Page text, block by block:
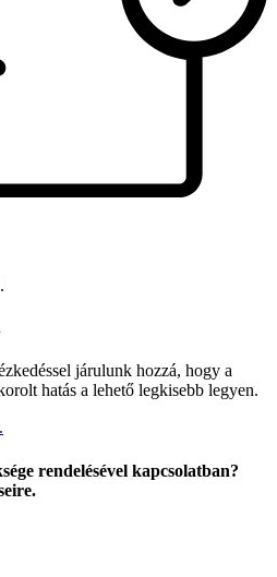
járulunk hozzá, hogy a
hatás a lehető legkisebb legyen.
rendelésével kapcsolatban?